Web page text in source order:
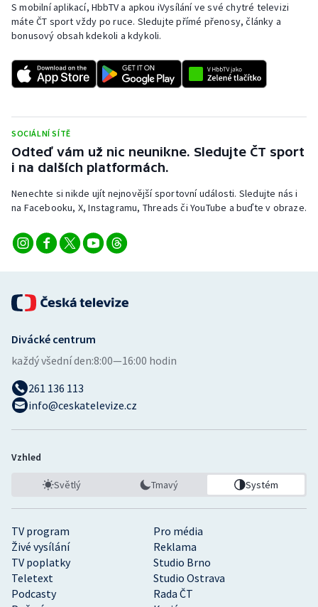
S mobilní aplikací, HbbTV a apkou iVysílání ve své chytré televizi
máte ČT sport vždy po ruce. Sledujte přímé přenosy, články a
bonusový obsah kdekoli a kdykoli.
SOCIÁLNÍ SÍTĚ
Odteď vám už nic neunikne. Sledujte ČT sport
i na dalších platformách.
Nenechte si nikde ujít nejnovější sportovní události. Sledujte nás i
na Facebooku, X, Instagramu, Threads či YouTube a buďte v obraze.
TV program
Pro média
Živé vysílání
Reklama
TV poplatky
Studio Brno
Teletext
Studio Ostrava
Podcasty
Rada ČT
Divácké centrum
každý všední den:8:00—16:00 hodin
261 136 113
info@ceskatelevize.cz
Vzhled
Světlý Tmavý Systém